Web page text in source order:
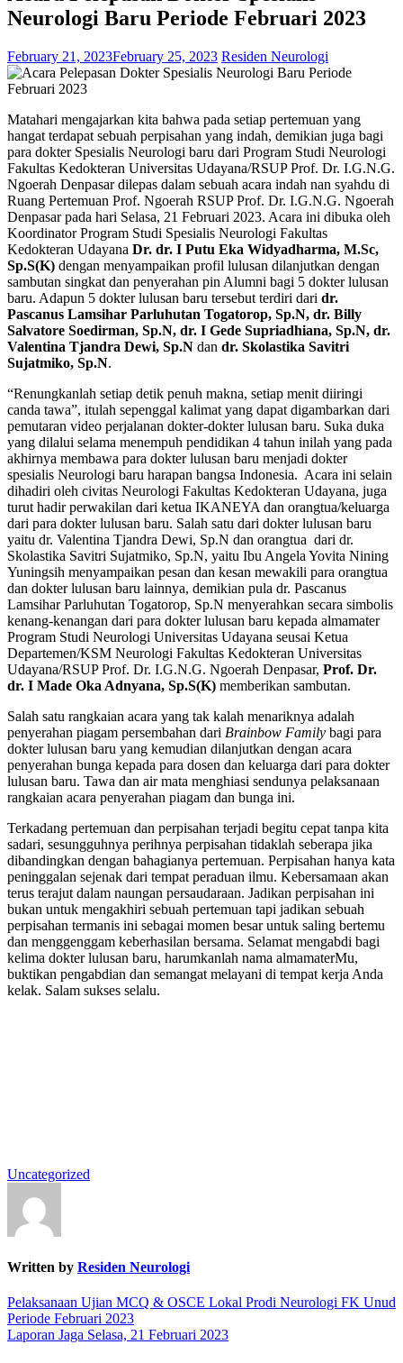
Neurologi Baru Periode Februari 2023
February 21, 2023February 25, 2023 Residen Neurologi
Matahari mengajarkan kita bahwa pada setiap pertemuan yang
hangat terdapat sebuah perpisahan yang indah, demikian juga bagi
para dokter Spesialis Neurologi baru dari Program Studi Neurologi
Fakultas Kedokteran Universitas Udayana/RSUP Prof. Dr. I.G.N.G.
Ngoerah Denpasar dilepas dalam sebuah acara indah nan syahdu di
Ruang Pertemuan Prof. Ngoerah RSUP Prof. Dr. I.G.N.G. Ngoerah
Denpasar pada hari Selasa, 21 Februari 2023. Acara ini dibuka oleh
Koordinator Program Studi Spesialis Neurologi Fakultas
Kedokteran Udayana Dr. dr. I Putu Eka Widyadharma, M.Sc,
Sp.S(K) dengan menyampaikan profil lulusan dilanjutkan dengan
sambutan singkat dan penyerahan pin Alumni bagi 5 dokter lulusan
baru. Adapun 5 dokter lulusan baru tersebut terdiri dari dr.
Pascanus Lamsihar Parluhutan Togatorop, Sp.N, dr. Billy
Salvatore Soedirman, Sp.N, dr. I Gede Supriadhiana, Sp.N, dr.
Valentina Tjandra Dewi, Sp.N dan dr. Skolastika Savitri
Sujatmiko, Sp.N.
“Renungkanlah setiap detik penuh makna, setiap menit diiringi
canda tawa”, itulah sepenggal kalimat yang dapat digambarkan dari
pemutaran video perjalanan dokter-dokter lulusan baru. Suka duka
yang dilalui selama menempuh pendidikan 4 tahun inilah yang pada
akhirnya membawa para dokter lulusan baru menjadi dokter
spesialis Neurologi baru harapan bangsa Indonesia. Acara ini selain
dihadiri oleh civitas Neurologi Fakultas Kedokteran Udayana, juga
turut hadir perwakilan dari ketua IKANEYA dan orangtua/keluarga
dari para dokter lulusan baru. Salah satu dari dokter lulusan baru
yaitu dr. Valentina Tjandra Dewi, Sp.N dan orangtua dari dr.
Skolastika Savitri Sujatmiko, Sp.N, yaitu Ibu Angela Yovita Nining
Yuningsih menyampaikan pesan dan kesan mewakili para orangtua
dan dokter lulusan baru lainnya, demikian pula dr. Pascanus
Lamsihar Parluhutan Togatorop, Sp.N menyerahkan secara simbolis
kenang-kenangan dari para dokter lulusan baru kepada almamater
Program Studi Neurologi Universitas Udayana seusai Ketua
Departemen/KSM Neurologi Fakultas Kedokteran Universitas
Udayana/RSUP Prof. Dr. I.G.N.G. Ngoerah Denpasar, Prof. Dr.
dr. I Made Oka Adnyana, Sp.S(K) memberikan sambutan.
Salah satu rangkaian acara yang tak kalah menariknya adalah
penyerahan piagam persembahan dari Brainbow Family bagi para
dokter lulusan baru yang kemudian dilanjutkan dengan acara
penyerahan bunga kepada para dosen dan keluarga dari para dokter
lulusan baru. Tawa dan air mata menghiasi sendunya pelaksanaan
rangkaian acara penyerahan piagam dan bunga ini.
Terkadang pertemuan dan perpisahan terjadi begitu cepat tanpa kita
sadari, sesungguhnya perihnya perpisahan tidaklah seberapa jika
dibandingkan dengan bahagianya pertemuan. Perpisahan hanya kata
peninggalan sejenak dari tempat peraduan ilmu. Kebersamaan akan
terus terajut dalam naungan persaudaraan. Jadikan perpisahan ini
bukan untuk mengakhiri sebuah pertemuan tapi jadikan sebuah
perpisahan termanis ini sebagai momen besar untuk saling bertemu
dan menggenggam keberhasilan bersama. Selamat mengabdi bagi
kelima dokter lulusan baru, harumkanlah nama almamaterMu,
buktikan pengabdian dan semangat melayani di tempat kerja Anda
kelak. Salam sukses selalu.
Uncategorized
Written by Residen Neurologi
Post
navigation
Pelaksanaan Ujian MCQ & OSCE Lokal Prodi Neurologi FK Unud
Periode Februari 2023
Laporan Jaga Selasa, 21 Februari 2023